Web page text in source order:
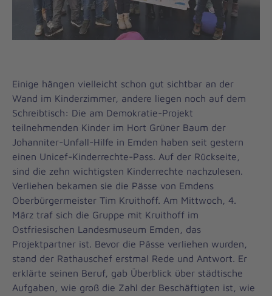
Einige hängen vielleicht schon gut sichtbar an der
Wand im Kinderzimmer, andere liegen noch auf dem
Schreibtisch: Die am Demokratie-Projekt
teilnehmenden Kinder im Hort Grüner Baum der
Johanniter-Unfall-Hilfe in Emden haben seit gestern
einen Unicef-Kinderrechte-Pass. Auf der Rückseite,
sind die zehn wichtigsten Kinderrechte nachzulesen.
Verliehen bekamen sie die Pässe von Emdens
Oberbürgermeister Tim Kruithoff. Am Mittwoch, 4.
März traf sich die Gruppe mit Kruithoff im
Ostfriesischen Landesmuseum Emden, das
Projektpartner ist. Bevor die Pässe verliehen wurden,
stand der Rathauschef erstmal Rede und Antwort. Er
erklärte seinen Beruf, gab Überblick über städtische
Aufgaben, wie groß die Zahl der Beschäftigten ist, wie